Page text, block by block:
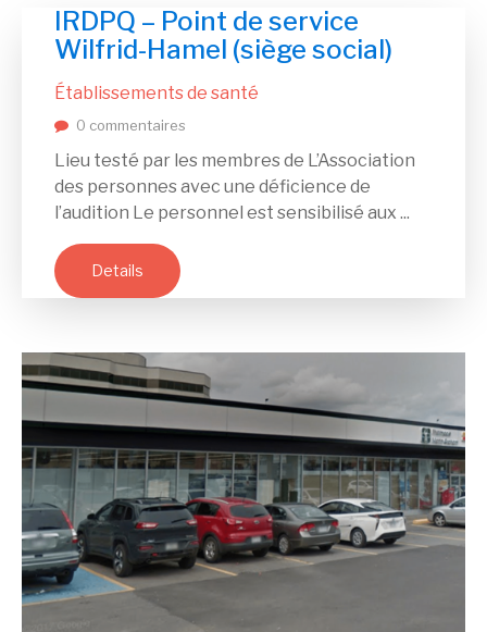
IRDPQ – Point de service
Wilfrid-Hamel (siège social)
Établissements de santé
0 commentaires
Lieu testé par les membres de L’Association
des personnes avec une déficience de
l’audition Le personnel est sensibilisé aux ...
Details